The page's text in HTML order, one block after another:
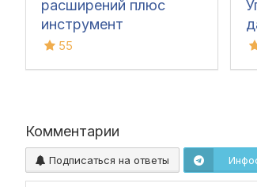
расширений плюс
инструмент
обновления поставки
55
Комментарии
Подписаться на ответы